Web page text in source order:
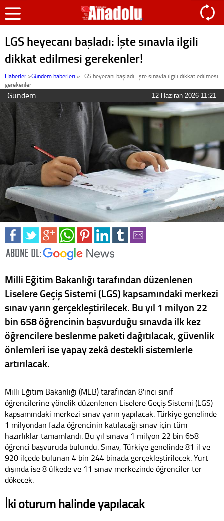
LGS heyecanı başladı: İşte sınavla ilgili
dikkat edilmesi gerekenler!
Haberler >Gündem haberleri » LGS heyecanı başladı: İşte sınavla ilgili dikkat edilmesi
gerekenler!
Gündem 12 Haziran 2026 11:21
Milli Eğitim Bakanlığı tarafından düzenlenen
Liselere Geçiş Sistemi (LGS) kapsamındaki merkezi
sınav yarın gerçekleştirilecek. Bu yıl 1 milyon 22
bin 658 öğrencinin başvurduğu sınavda ilk kez
öğrencilere beslenme paketi dağıtılacak, güvenlik
önlemleri ise yapay zekâ destekli sistemlerle
artırılacak.
Milli Eğitim Bakanlığı (MEB) tarafından 8'inci sınıf
öğrencilerine yönelik düzenlenen Liselere Geçiş Sistemi (LGS)
kapsamındaki merkezi sınav yarın yapılacak. Türkiye genelinde
1 milyondan fazla öğrencinin katılacağı sınav için tüm
hazırlıklar tamamlandı. Bu yıl sınava 1 milyon 22 bin 658
öğrenci başvuruda bulundu. Sınav, Türkiye genelinde 81 il ve
920 ilçede bulunan 4 bin 244 binada gerçekleştirilecek. Yurt
dışında ise 8 ülkede ve 11 sınav merkezinde öğrenciler ter
dökecek.
İki oturum halinde yapılacak